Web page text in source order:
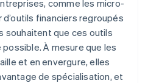
comme les micro-
financiers regroupés
souhaitent que ces outils
À mesure que les
et en envergure, elles
de spécialisation, et